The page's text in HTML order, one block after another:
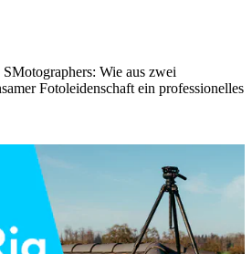
Wie aus zwei
Fotoleidenschaft ein professionelles